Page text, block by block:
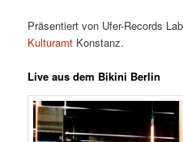
Präsentiert von Ufer-Records
Kulturamt Konstanz.
Live aus dem Bikini Berlin